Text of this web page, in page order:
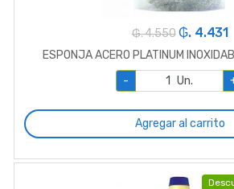
₲. 4.550 ₲. 4.431
ESPONJA ACERO PLATINUM
-
Un.
Agregar al carrito